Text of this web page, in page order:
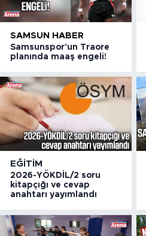
SAMSUN HABER
Samsunspor'un Traore
planında maaş engeli!
EĞITIM
2026-YÖKDİL/2 soru
kitapçığı ve cevap
anahtarı yayımlandı